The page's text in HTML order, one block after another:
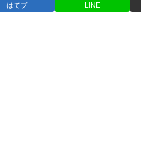
はてブ LINE